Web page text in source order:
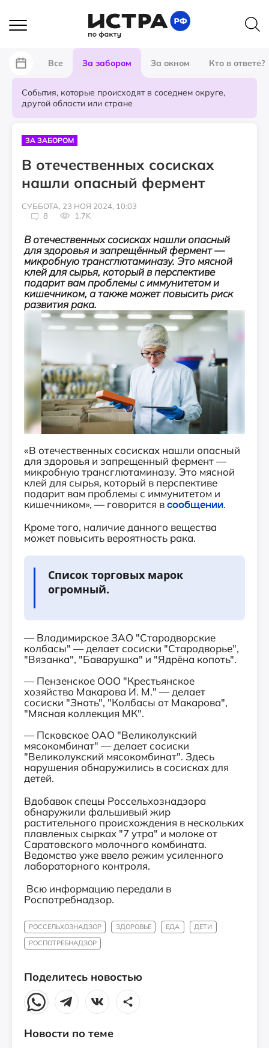
Все За забором За окном Кто в ответе?
События, которые происходят в соседнем округе,
другой области или стране
ЗА ЗАБОРОМ
В отечественных сосисках
нашли опасный фермент
СУББОТА, 23 НОЯ 2024, 10:03
8
1.7K
В отечественных сосисках нашли опасный
для здоровья и запрещённый фермент —
микробную трансглютаминазу. Это мясной
клей для сырья, который в перспективе
подарит вам проблемы с иммунитетом и
кишечником, а также может повысить риск
развития рака.
«В отечественных сосисках нашли опасный
для здоровья и запрещенный фермент —
микробную трансглютаминазу. Это мясной
клей для сырья, который в перспективе
подарит вам проблемы с иммунитетом и
кишечником», — говорится всообщении.
Кроме того, наличие данного вещества
может повысить вероятность рака.
Список торговых марок
огромный.
— Владимирское ЗАО "Стародворские
колбасы" — делает сосиски "Стародворье",
"Вязанка", "Баварушка" и "Ядрёна копоть".
— Пензенское ООО "Крестьянское
хозяйство Макарова И. М." — делает
сосиски "Знать", "Колбасы от Макарова",
"Мясная коллекция МК".
— Псковское ОАО "Великолукский
мясокомбинат" — делает сосиски
"Великолукский мясокомбинат". Здесь
нарушения обнаружились в сосисках для
детей.
Вдобавок спецы Россельхознадзора
обнаружили фальшивый жир
растительного происхождения в нескольких
плавленых сырках "7 утра" и молоке от
Саратовского молочного комбината.
Ведомство уже ввело режим усиленного
лабораторного контроля.
Всю информацию передали в
Роспотребнадзор.
РОССЕЛЬХОЗНАДЗОР ЗДОРОВЬЕ ЕДА
ДЕТИ
РОСПОТРЕБНАДЗОР
Поделитесь новостью
Новости по теме